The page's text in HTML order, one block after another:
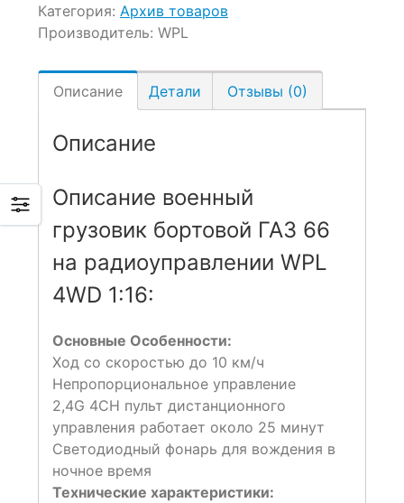
Категория: Архив товаров
Производитель: WPL
Описание Детали Отзывы (0)
Описание
Описание военный
грузовик бортовой ГАЗ 66
на радиоуправлении WPL
4WD 1:16:
Основные Особенности:
Ход со скоростью до 10 км/ч
Непропорциональное управление
2,4G 4CH пульт дистанционного
управления работает около 25 минут
Светодиодный фонарь для вождения в
ночное время
Технические характеристики: